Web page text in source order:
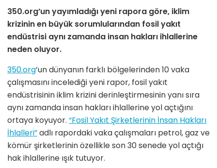
350.org’un yayımladığı yeni rapora göre, iklim
krizinin en büyük sorumlularından fosil yakıt
endüstrisi aynı zamanda insan hakları ihlallerine
neden oluyor.
350.org’un dünyanın farklı bölgelerinden 10 vaka
çalışmasını incelediği yeni rapor, fosil yakıt
endüstrisinin iklim krizini derinleştirmesinin yanı sıra
aynı zamanda insan hakları ihlallerine yol açtığını
ortaya koyuyor. “Fosil Yakıt Şirketlerinin İnsan Hakları
İhlalleri”adlı rapordaki vaka çalışmaları petrol, gaz ve
kömür şirketlerinin özellikle son 30 senede yol açtığı
hak ihlallerine ışık tutuyor.